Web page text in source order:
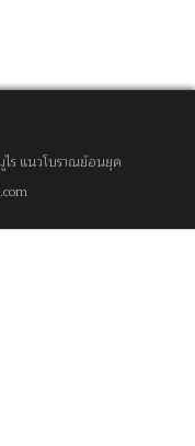
ร แนวโบราณย้อนยุค